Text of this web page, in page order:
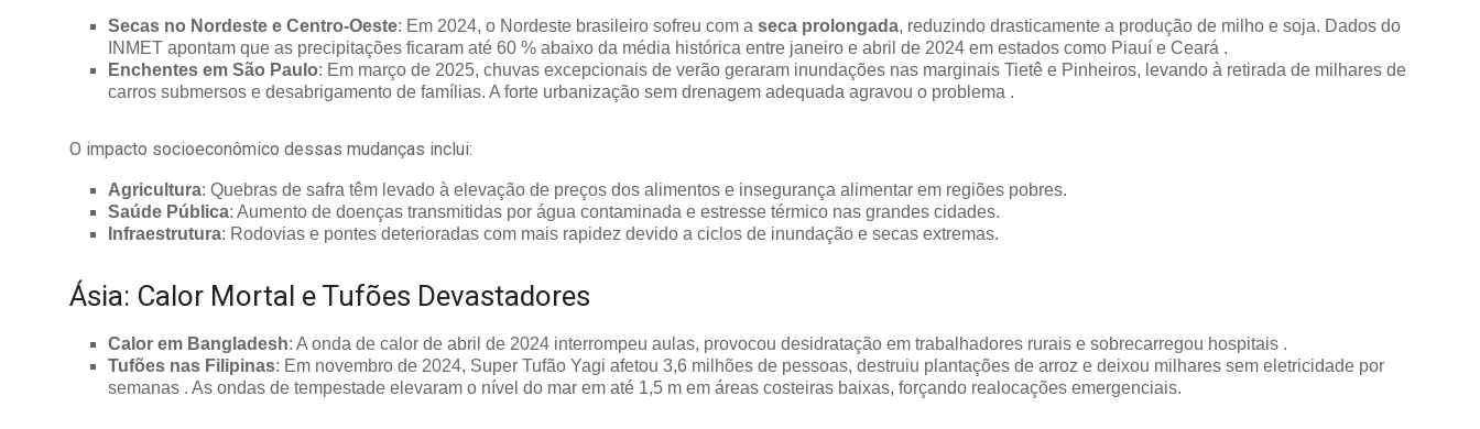
Secas no Nordeste e Centro-Oeste: Em 2024, o Nordeste brasileiro sofreu com a seca prolongada, reduzindo drasticamente a produção de milho e soja. Dados do
INMET apontam que as precipitações ficaram até 60 % abaixo da média histórica entre janeiro e abril de 2024 em estados como Piauí e Ceará .
Enchentes em São Paulo: Em março de 2025, chuvas excepcionais de verão geraram inundações nas marginais Tietê e Pinheiros, levando à retirada de milhares de
carros submersos e desabrigamento de famílias. A forte urbanização sem drenagem adequada agravou o problema .
O impacto socioeconômico dessas mudanças inclui:
Agricultura: Quebras de safra têm levado à elevação de preços dos alimentos e insegurança alimentar em regiões pobres.
Saúde Pública: Aumento de doenças transmitidas por água contaminada e estresse térmico nas grandes cidades.
Infraestrutura: Rodovias e pontes deterioradas com mais rapidez devido a ciclos de inundação e secas extremas.
Ásia: Calor Mortal e Tufões Devastadores
Calor em Bangladesh: A onda de calor de abril de 2024 interrompeu aulas, provocou desidratação em trabalhadores rurais e sobrecarregou hospitais .
Tufões nas Filipinas: Em novembro de 2024, Super Tufão Yagi afetou 3,6 milhões de pessoas, destruiu plantações de arroz e deixou milhares sem eletricidade por
semanas . As ondas de tempestade elevaram o nível do mar em até 1,5 m em áreas costeiras baixas, forçando realocações emergenciais.